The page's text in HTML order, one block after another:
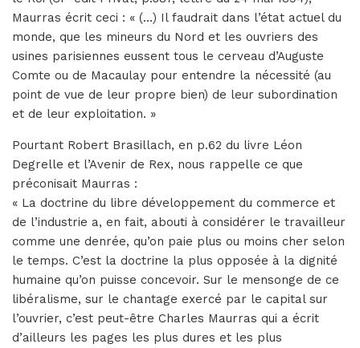
Maurras écrit ceci : « (…) Il faudrait dans l’état actuel du
monde, que les mineurs du Nord et les ouvriers des
usines parisiennes eussent tous le cerveau d’Auguste
Comte ou de Macaulay pour entendre la nécessité (au
point de vue de leur propre bien) de leur subordination
et de leur exploitation. »
Pourtant Robert Brasillach, en p.62 du livre Léon
Degrelle et l’Avenir de Rex, nous rappelle ce que
préconisait Maurras :
« La doctrine du libre développement du commerce et
de l’industrie a, en fait, abouti à considérer le travailleur
comme une denrée, qu’on paie plus ou moins cher selon
le temps. C’est la doctrine la plus opposée à la dignité
humaine qu’on puisse concevoir. Sur le mensonge de ce
libéralisme, sur le chantage exercé par le capital sur
l’ouvrier, c’est peut-être Charles Maurras qui a écrit
d’ailleurs les pages les plus dures et les plus